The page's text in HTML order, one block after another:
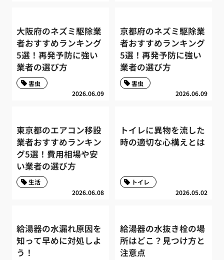
大阪府のネズミ駆除業
者おすすめランキング
5選！再発予防に強い
業者の選び方
2026.06.09
害虫
京都府のネズミ駆除業
者おすすめランキング
5選！再発予防に強い
業者の選び方
2026.06.09
害虫
東京都のエアコン移設
業者おすすめランキン
グ5選！費用相場や安
い業者の選び方
2026.06.08
生活
トイレに異物を流した
時の適切な心構えとは
2026.05.02
トイレ
給湯器の水漏れ原因を
知って早めに対処しよ
う！
給湯器の水抜き栓の場
所はどこ？見つけ方と
注意点